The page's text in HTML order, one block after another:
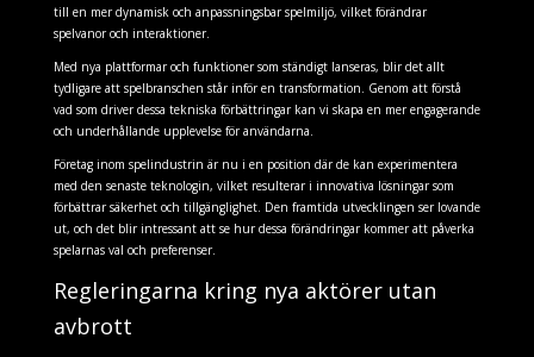
till en mer dynamisk och anpassningsbar spelmiljö, vilket förändrar
spelvanor och interaktioner.
Med nya plattformar och funktioner som ständigt lanseras, blir det allt
tydligare att spelbranschen står inför en transformation. Genom att förstå
vad som driver dessa tekniska förbättringar kan vi skapa en mer engagerande
och underhållande upplevelse för användarna.
Företag inom spelindustrin är nu i en position där de kan experimentera
med den senaste teknologin, vilket resulterar i innovativa lösningar som
förbättrar säkerhet och tillgänglighet. Den framtida utvecklingen ser lovande
ut, och det blir intressant att se hur dessa förändringar kommer att påverka
spelarnas val och preferenser.
Regleringarna kring nya aktörer utan
avbrott